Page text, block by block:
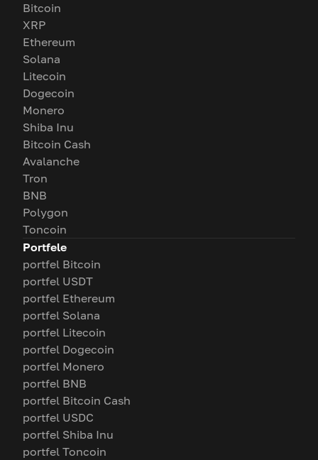
Bitcoin
XRP
Ethereum
Solana
Litecoin
Dogecoin
Monero
Shiba Inu
Bitcoin Cash
Avalanche
Tron
BNB
Polygon
Toncoin
Portfele
portfel Bitcoin
portfel USDT
portfel Ethereum
portfel Solana
portfel Litecoin
portfel Dogecoin
portfel Monero
portfel BNB
portfel Bitcoin Cash
portfel USDC
portfel Shiba Inu
portfel Toncoin